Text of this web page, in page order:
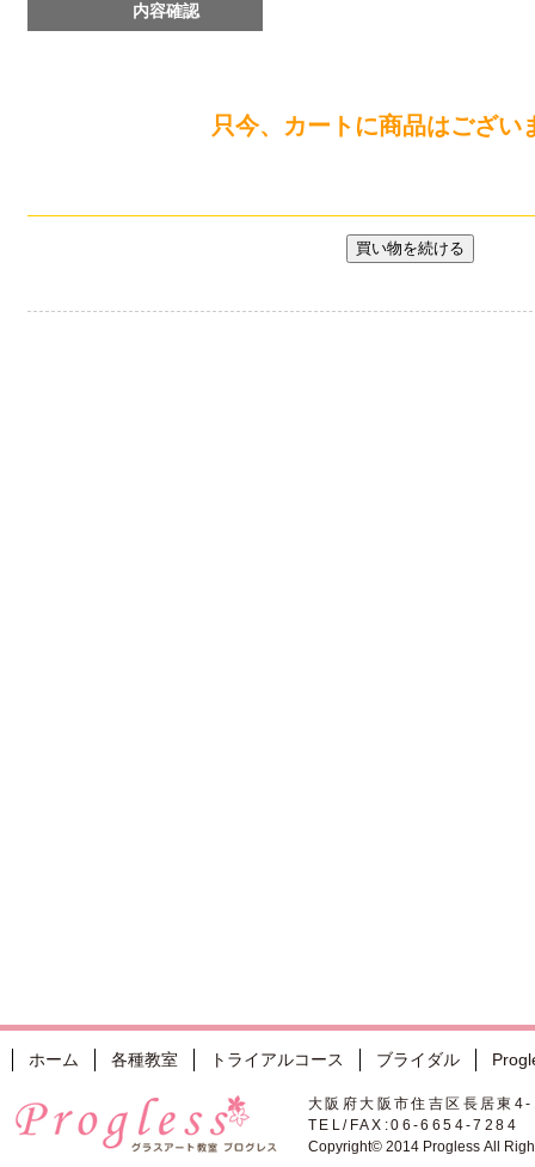
内容確認
只今、カートに商品はござい
ホーム 各種教室 トライアルコース ブライダル
大阪府大阪市住吉区長居
TEL/FAX:06-6654-7284
Copyright© 2014 Progless All